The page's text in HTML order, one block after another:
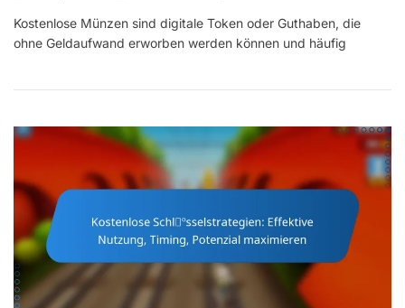
Münzen:
Budgetierung,
Maximierung
Renditen
Kostenlose Münzen sind digitale Token oder Guthaben, die
ohne Geldaufwand erworben werden können und häufig